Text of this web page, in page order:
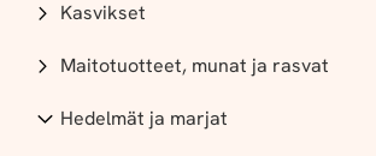
Kasvikset
Maitotuotteet, munat ja rasvat
Hedelmät ja marjat